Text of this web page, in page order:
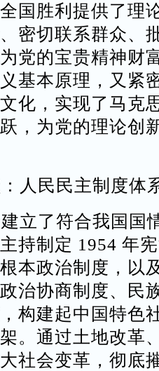
国胜利提供了理
密切联系群众、
党的宝贵精神财
基本原理，又紧
化，实现了马克
，为党的理论创
人民民主制度体
立了符合我国国
持制定 1954 年
本政治制度，以
治协商制度、民
构建起中国特色
。通过土地改革
社会变革，彻底